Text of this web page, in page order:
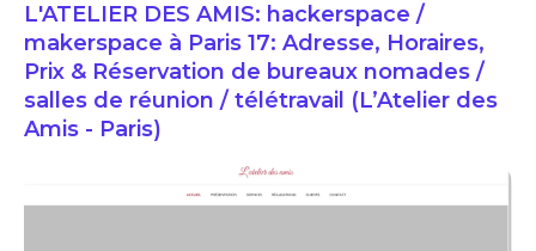
L'ATELIER DES AMIS: hackerspace /
makerspace à Paris 17: Adresse, Horaires,
Prix & Réservation de bureaux nomades /
salles de réunion / télétravail (L’Atelier des
Amis - Paris)